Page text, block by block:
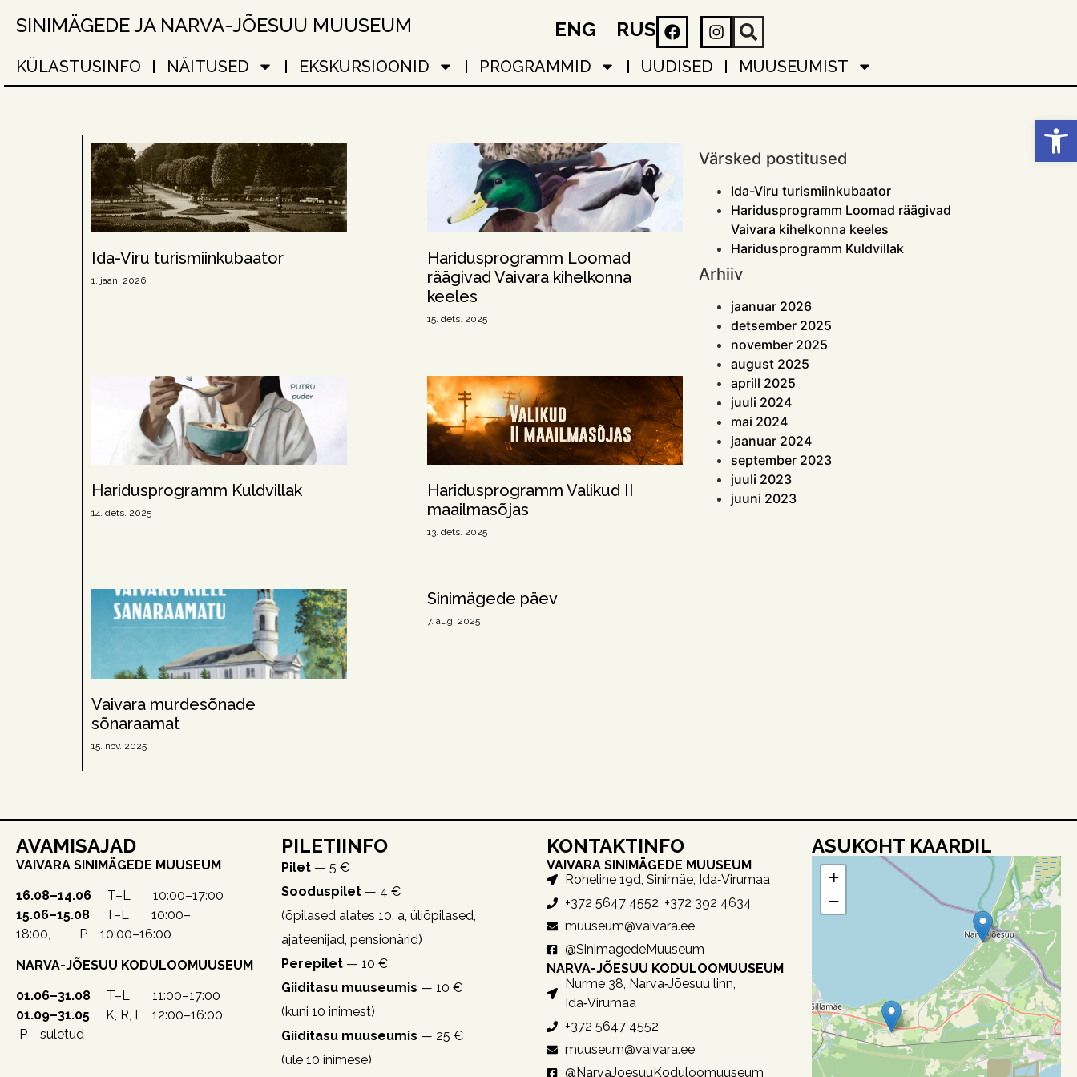
SINIMÄGEDE JA NARVA-JÕESUU MUUSEUM ENG RUS
KÜLASTUSINFO NÄITUSED EKSKURSIOONID PROGRAMMID UUDISED MUUSEUMIST
Ida-Viru turismiinkubaator
1. jaan. 2026
Haridusprogramm Loomad
räägivad Vaivara kihelkonna
keeles
15. dets. 2025
Haridusprogramm Kuldvillak
14. dets. 2025
Haridusprogramm Valikud II
maailmasõjas
13. dets. 2025
Vaivara murdesõnade
sõnaraamat
15. nov. 2025
Sinimägede päev
7. aug. 2025
Värsked postitused
Ida-Viru turismiinkubaator
Haridusprogramm Loomad räägivad
Vaivara kihelkonna keeles
Haridusprogramm Kuldvillak
Arhiiv
jaanuar 2026
detsember 2025
november 2025
august 2025
aprill 2025
juuli 2024
mai 2024
jaanuar 2024
september 2023
juuli 2023
juuni 2023
AVAMISAJAD
VAIVARA SINIMÄGEDE MUUSEUM
16.08–14.06 T–L 10:00–17:00
15.06–15.08 T–L 10:00–
18:00, P 10:00–16:00
NARVA-JÕESUU KODULOOMUUSEUM
01.06–31.08 T–L 11:00–17:00
01.09–31.05 K, R, L 12:00–16:00
P suletud
PILETIINFO
Pilet — 5 €
Sooduspilet — 4 €
(õpilased alates 10. a, üliõpilased,
ajateenijad, pensionärid)
Perepilet — 10 €
Giiditasu muuseumis — 10 €
(kuni 10 inimest)
Giiditasu muuseumis — 25 €
(üle 10 inimese)
KONTAKTINFO
VAIVARA SINIMÄGEDE MUUSEUM
Roheline 19d, Sinimäe, Ida‑Virumaa
+372 5647 4552, +372 392 4634
muuseum@vaivara.ee
@SinimagedeMuuseum
NARVA-JÕESUU KODULOOMUUSEUM
Nurme 38, Narva‑Jõesuu linn,
Ida‑Virumaa
+372 5647 4552
muuseum@vaivara.ee
@NarvaJoesuuKoduloomuuseum
ASUKOHT KAARDIL
+
−